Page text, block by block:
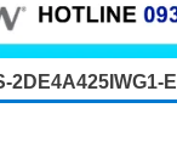
2DE4A425IWG1-E